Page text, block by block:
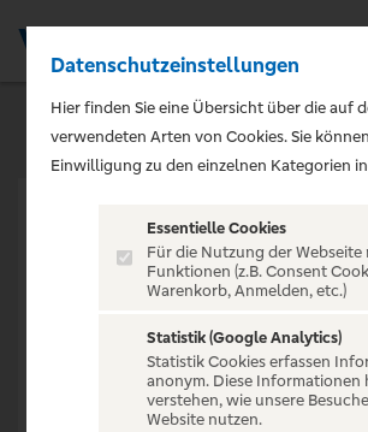
VERANSTALTUNG
GEFUNDEN
Datenschutzeinstellungen
Hier finden Sie eine Übersicht über die auf
verwendeten Arten von Cookies. Sie
Einwilligung zu den einzelnen Kategorien
Essentielle Cookies
Für die Nutzung der Webseite
Funktionen (z.B. Consent
Warenkorb, Anmelden, etc.)
Statistik (Google Analytics)
Statistik Cookies erfassen
anonym. Diese Informationen
verstehen, wie unsere
Website nutzen.